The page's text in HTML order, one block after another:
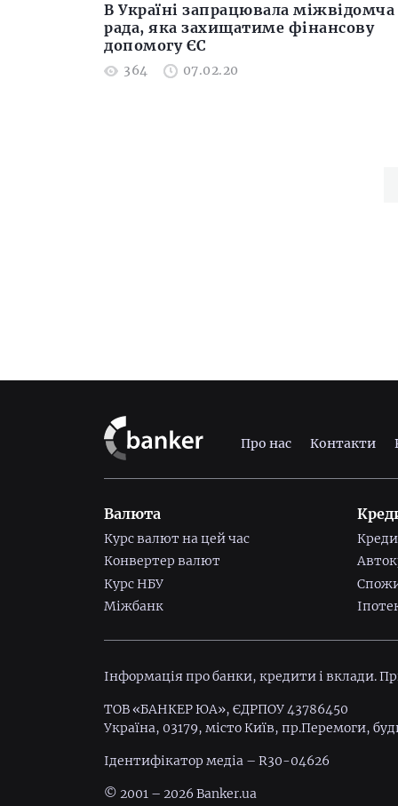
В Україні запрацювала міжвідомча
рада, яка захищатиме фінансову
допомогу ЄС
364 07.02.20
Про нас Контакти
Валюта
Курс валют на цей час
Конвертер валют
Курс НБУ
Міжбанк
Інформація про банки, кредити і вклади.
ТОВ «БАНКЕР ЮА», ЄДРПОУ 43786450
Україна, 03179, місто Київ, пр.Перемоги,
Ідентифiкатор медiа – R30-04626
© 2001 – 2026 Banker.ua